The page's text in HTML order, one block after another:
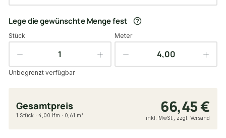
Lege die gewünschte Menge fest
Stück Meter
Unbegrenzt verfügbar
Gesamtpreis 66,45 €
1 Stück · 4,00 lfm · 0,61 m² inkl. MwSt., zzgl. Versand